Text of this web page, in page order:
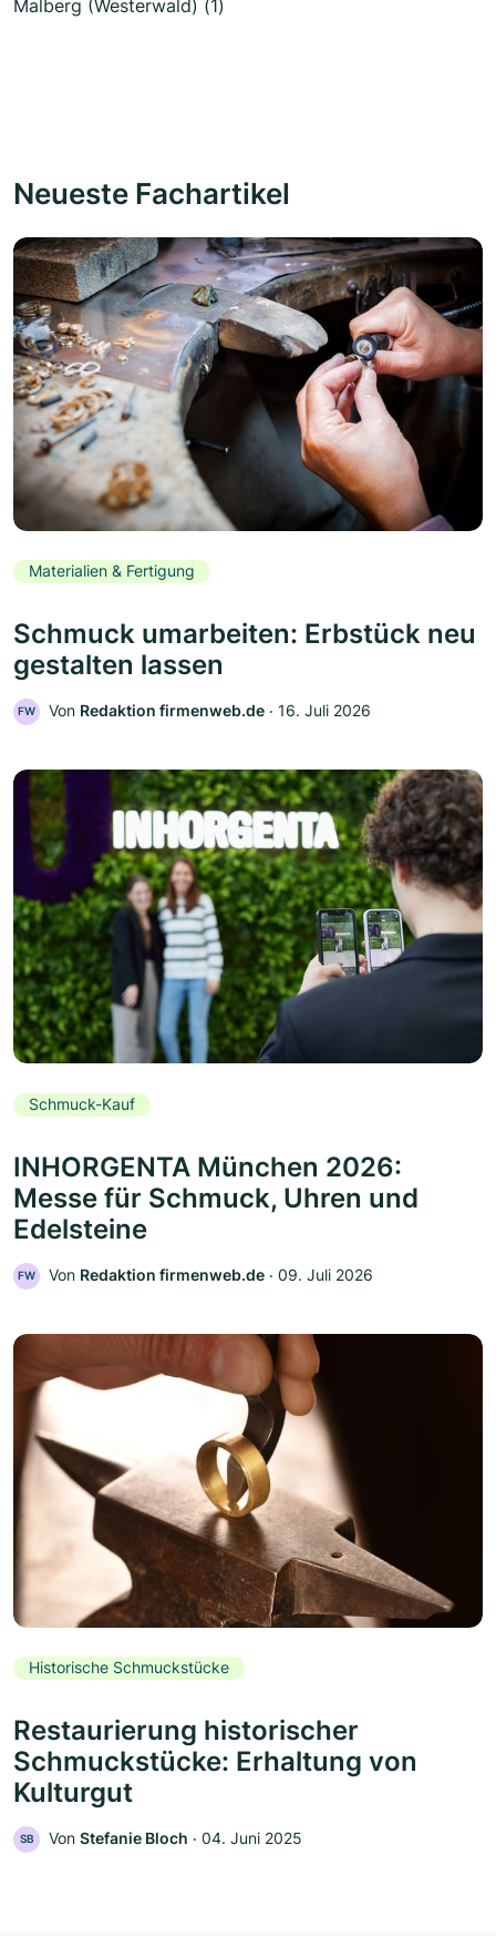
Malberg (Westerwald) (1)
Neueste Fachartikel
Materialien & Fertigung
Schmuck umarbeiten: Erbstück neu
gestalten lassen
FW Von Redaktion firmenweb.de ‧ 16. Juli 2026
Schmuck-Kauf
INHORGENTA München 2026:
Messe für Schmuck, Uhren und
Edelsteine
FW Von Redaktion firmenweb.de ‧ 09. Juli 2026
Historische Schmuckstücke
Restaurierung historischer
Schmuckstücke: Erhaltung von
Kulturgut
SB Von Stefanie Bloch ‧ 04. Juni 2025